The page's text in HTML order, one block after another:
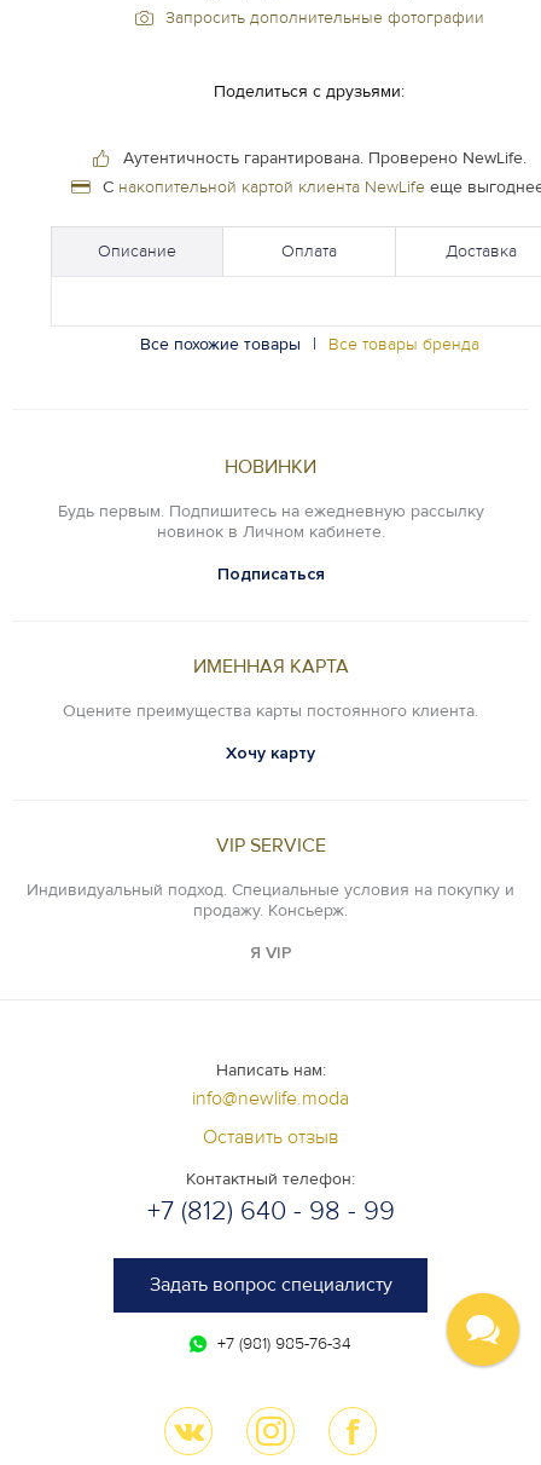
Запросить дополнительные фотографии
Поделиться с друзьями:
Аутентичность гарантирована. Проверено NewLife.
С накопительной картой клиента NewLifeеще
Описание Оплата Доставка
Все похожие товары | Все товары бренда
НОВИНКИ
Будь первым. Подпишитесь на ежедневную рассылку
новинок в Личном кабинете.
Подписаться
ИМЕННАЯ КАРТА
Оцените преимущества карты постоянного клиента.
Хочу карту
VIP SERVICE
Индивидуальный подход. Специальные условия на покупку и
продажу. Консьерж.
Я VIP
Написать нам:
info@newlife.moda
Оставить отзыв
Контактный телефон:
+7 (812) 640 - 98 - 99
Задать вопрос специалисту
+7 (981) 985-76-34